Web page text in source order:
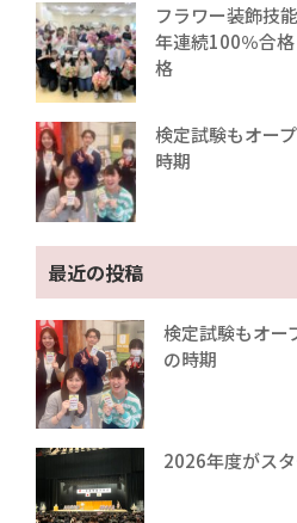
フラワー装飾技
年連続100％合
格
検定試験もオー
時期
最近の投稿
検定試験もオー
の時期
2026年度がス